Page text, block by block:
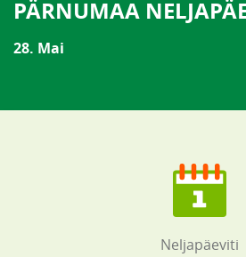
PÄRNUMAA
28. Mai
Neljapäeviti